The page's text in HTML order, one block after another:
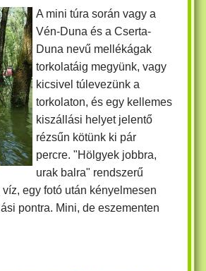
A mini túra során vagy a
Vén-Duna és a Cserta-
Duna nevű mellékágak
torkolatáig megyünk, vagy
kicsivel túlevezünk a
torkolaton, és egy kellemes
kiszállási helyet jelentő
rézsűn kötünk ki pár
percre. "Hölgyek jobbra,
urak balra" rendszerű
egy fotó után kényelmesen
pontra. Mini, de eszementen